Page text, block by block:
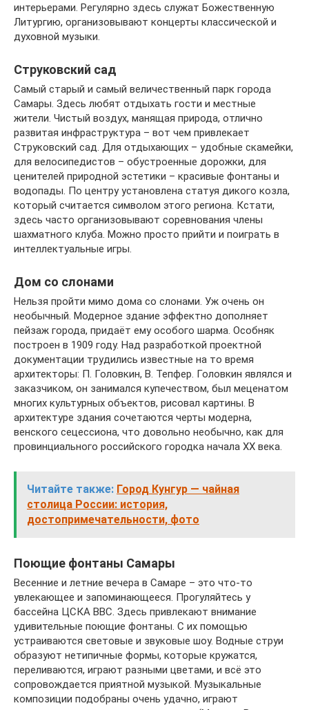
интерьерами. Регулярно здесь служат Божественную
Литургию, организовывают концерты классической и
духовной музыки.
Струковский сад
Самый старый и самый величественный парк города
Самары. Здесь любят отдыхать гости и местные
жители. Чистый воздух, манящая природа, отлично
развитая инфраструктура – вот чем привлекает
Струковский сад. Для отдыхающих – удобные скамейки,
для велосипедистов – обустроенные дорожки, для
ценителей природной эстетики – красивые фонтаны и
водопады. По центру установлена статуя дикого козла,
который считается символом этого региона. Кстати,
здесь часто организовывают соревнования члены
шахматного клуба. Можно просто прийти и поиграть в
интеллектуальные игры.
Дом со слонами
Нельзя пройти мимо дома со слонами. Уж очень он
необычный. Модерное здание эффектно дополняет
пейзаж города, придаёт ему особого шарма. Особняк
построен в 1909 году. Над разработкой проектной
документации трудились известные на то время
архитекторы: П. Головкин, В. Тепфер. Головкин являлся и
заказчиком, он занимался купечеством, был меценатом
многих культурных объектов, рисовал картины. В
архитектуре здания сочетаются черты модерна,
венского сецессиона, что довольно необычно, как для
провинциального российского городка начала ХХ века.
Читайте также: Город Кунгур — чайная
столица России: история,
достопримечательности, фото
Поющие фонтаны Самары
Весенние и летние вечера в Самаре – это что-то
увлекающее и запоминающееся. Прогуляйтесь у
бассейна ЦСКА ВВС. Здесь привлекают внимание
удивительные поющие фонтаны. С их помощью
устраиваются световые и звуковые шоу. Водные струи
образуют нетипичные формы, которые кружатся,
переливаются, играют разными цветами, и всё это
сопровождается приятной музыкой. Музыкальные
композиции подобраны очень удачно, играют